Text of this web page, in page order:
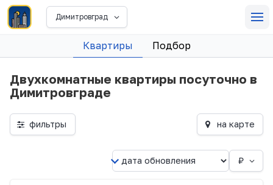
Димитровград
Квартиры Подбор
Двухкомнатные квартиры посуточно в
Димитровграде
фильтры на карте
₽